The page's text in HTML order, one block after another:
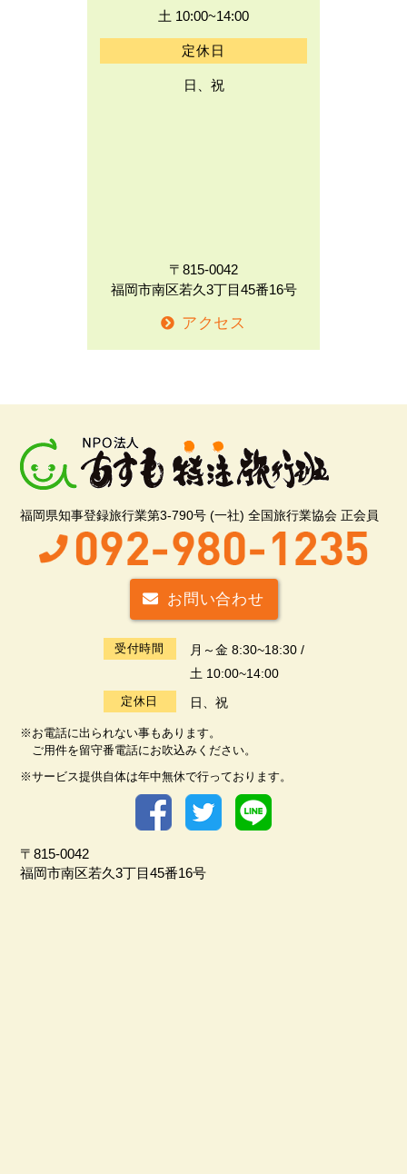
土 10:00~14:00
定休日
日、祝
〒815-0042
福岡市南区若久3丁目45番16号
アクセス
福岡県知事登録旅行業第3-790号 (一社) 全国旅行業協会 正会員
お問い合わせ
受付時間
月～金 8:30~18:30 /
土 10:00~14:00
定休日 日、祝
※お電話に出られない事もあります。
ご用件を留守番電話にお吹込みください。
※サービス提供自体は年中無休で行っております。
〒815-0042
福岡市南区若久3丁目45番16号